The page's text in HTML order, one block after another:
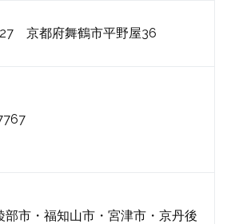
京都府舞鶴市平野屋36
部市・福知山市・宮津市・京丹後